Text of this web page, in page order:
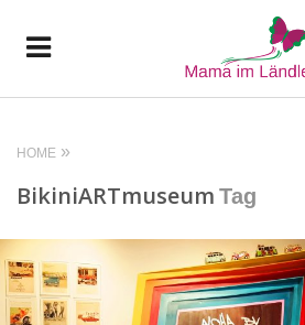
HOME
BikiniARTmuseum Tag